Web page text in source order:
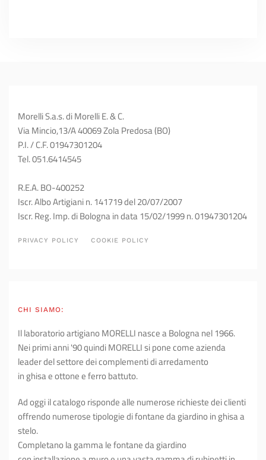
Morelli S.a.s. di Morelli E. & C.
Via Mincio,13/A 40069 Zola Predosa (BO)
P.I. / C.F. 01947301204
Tel. 051.6414545
R.E.A. BO-400252
Iscr. Albo Artigiani n. 141719 del 20/07/2007
Iscr. Reg. Imp. di Bologna in data 15/02/1999 n. 01947301204
PRIVACY POLICY COOKIE POLICY
CHI SIAMO:
Il laboratorio artigiano MORELLI nasce a Bologna nel 1966.
Nei primi anni '90 quindi MORELLI si pone come azienda
leader del settore dei complementi di arredamento
in ghisa e ottone e ferro battuto.
Ad oggi il catalogo risponde alle numerose richieste dei clienti
offrendo numerose tipologie di fontane da giardino in ghisa a
stelo.
Completano la gamma le fontane da giardino